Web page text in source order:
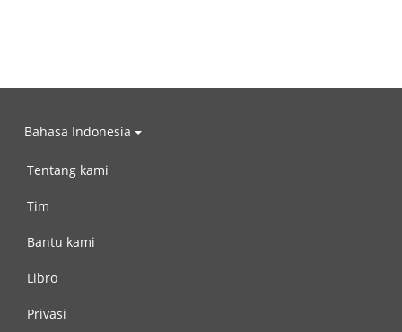
Bahasa Indonesia
Tentang kami
Tim
Bantu kami
Libro
Privasi